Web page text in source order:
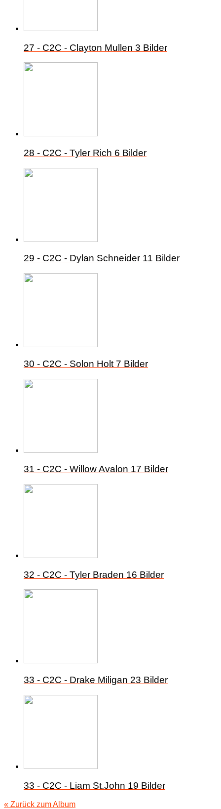
27 - C2C - Clayton Mullen 3 Bilder
28 - C2C - Tyler Rich 6 Bilder
29 - C2C - Dylan Schneider 11 Bilder
30 - C2C - Solon Holt 7 Bilder
31 - C2C - Willow Avalon 17 Bilder
32 - C2C - Tyler Braden 16 Bilder
33 - C2C - Drake Miligan 23 Bilder
33 - C2C - Liam St.John 19 Bilder
« Zurück zum Album